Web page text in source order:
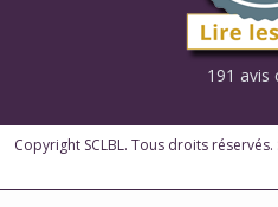
191 avis
Copyright SCLBL. Tous droits réservés.